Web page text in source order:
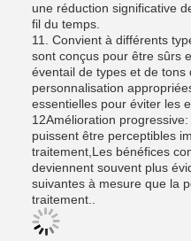
une réduction significative
fil du temps.
11. Convient à différents
sont conçus pour être sûrs
éventail de types et de
personnalisation
essentielles pour éviter les
12Amélioration
puissent être perceptibles
traitement,Les bénéfices
deviennent souvent plus
suivantes à mesure que la
traitement..